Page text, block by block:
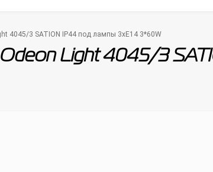
4045/3 SATION IP44 под лампы 3xE14 3*60W
Light 4045/3